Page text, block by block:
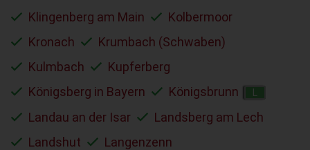
Klingenberg am Main
Kolbermoor
Kronach
Krumbach (Schwaben)
Kulmbach
Kupferberg
Königsberg in Bayern
Königsbrunn
Landau an der Isar
Landsberg am Lech
Landshut
Langenzenn